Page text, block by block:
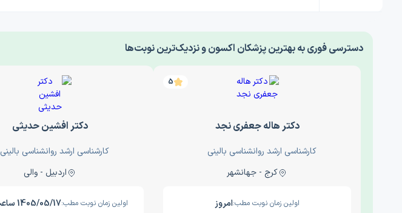
5
دکتر هاله جعفری نجد
کارشناسی ارشد روانشناسی بالینی
کرج - جهانشهر
اولین زمان نوبت مطب:امروز
دکتر افشین حدیثی
کارشناسی ارشد روانشناسی بالینی
اردبیل - والی
اولین زمان نوبت مطب:1405/05/17 ساعت 15:00